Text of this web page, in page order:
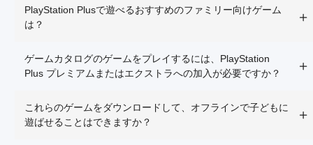
PlayStation Plusで遊べるおすすめのファミリー向けゲーム
は？
ゲームカタログのゲームをプレイするには、PlayStation
Plus プレミアムまたはエクストラへの加入が必要ですか？
これらのゲームをダウンロードして、オフラインで子どもに
遊ばせることはできますか？